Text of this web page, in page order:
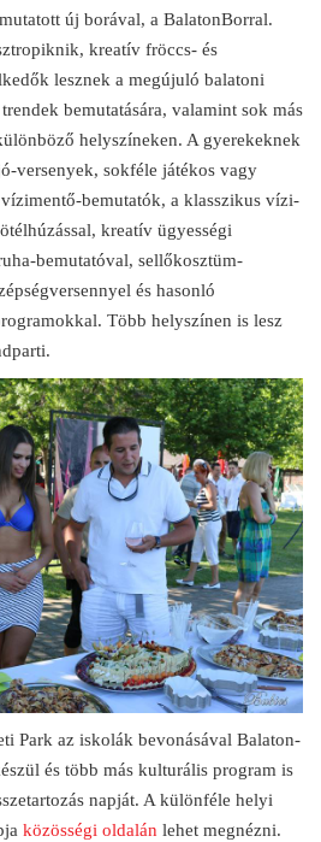
új borával, a BalatonBorral.
kreatív fröccs- és
lesznek a megújuló balatoni
bemutatására, valamint sok más
helyszíneken. A gyerekeknek
versenyek, sokféle játékos vagy
bemutatók, a klasszikus vízi-
kreatív ügyességi
bemutatóval, sellőkosztüm-
és hasonló
Több helyszínen is lesz
Park az iskolák bevonásával Balaton-
és több más kulturális program is
napját. A különféle helyi
közösségi oldalán lehet megnézni.